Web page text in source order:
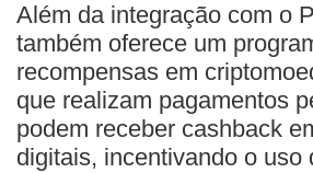
Além da integração com o
também oferece um
recompensas em
que realizam pagamentos
podem receber cashback
digitais, incentivando o uso